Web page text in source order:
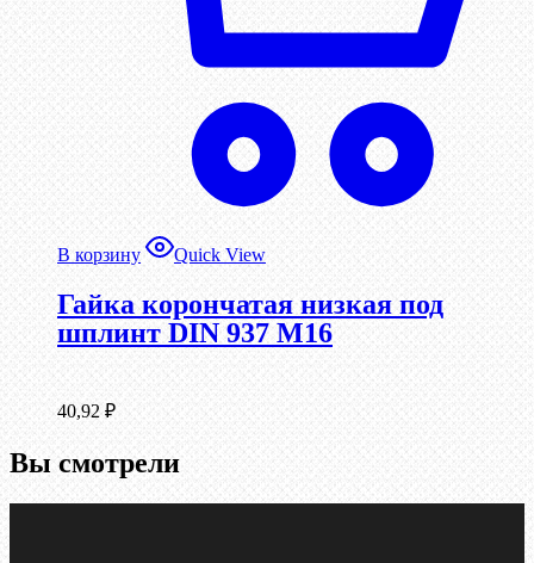
В корзину Quick View
Гайка корончатая низкая под
шплинт DIN 937 М16
40,92 ₽
Вы смотрели